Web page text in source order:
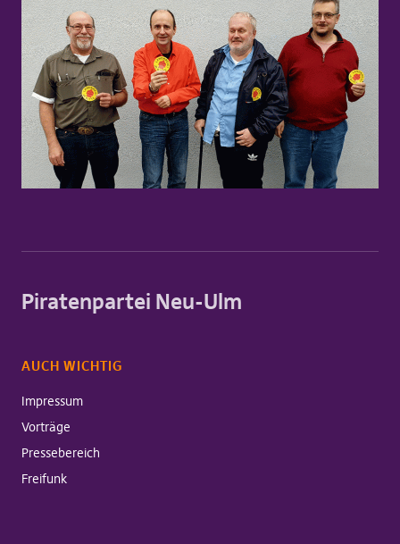
Piratenpartei Neu-Ulm
AUCH WICHTIG
Impressum
Vorträge
Pressebereich
Freifunk